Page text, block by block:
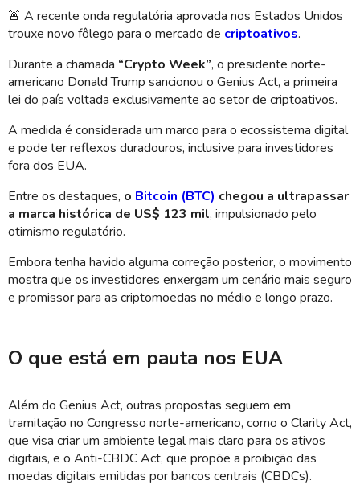
🚨 A recente onda regulatória aprovada nos Estados Unidos
trouxe novo fôlego para o mercado de criptoativos.
Durante a chamada “Crypto Week”, o presidente norte-
americano Donald Trump sancionou o Genius Act, a primeira
lei do país voltada exclusivamente ao setor de criptoativos.
A medida é considerada um marco para o ecossistema digital
e pode ter reflexos duradouros, inclusive para investidores
fora dos EUA.
Entre os destaques, o Bitcoin (BTC) chegou a ultrapassar
a marca histórica de US$ 123 mil, impulsionado pelo
otimismo regulatório.
Embora tenha havido alguma correção posterior, o movimento
mostra que os investidores enxergam um cenário mais seguro
e promissor para as criptomoedas no médio e longo prazo.
O que está em pauta nos EUA
Além do Genius Act, outras propostas seguem em
tramitação no Congresso norte-americano, como o Clarity Act,
que visa criar um ambiente legal mais claro para os ativos
digitais, e o Anti-CBDC Act, que propõe a proibição das
moedas digitais emitidas por bancos centrais (CBDCs).